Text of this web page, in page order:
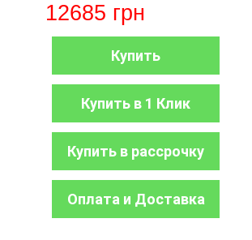
12685 грн
Купить
Купить в 1 Клик
Купить в рассрочку
Оплата и Доставка